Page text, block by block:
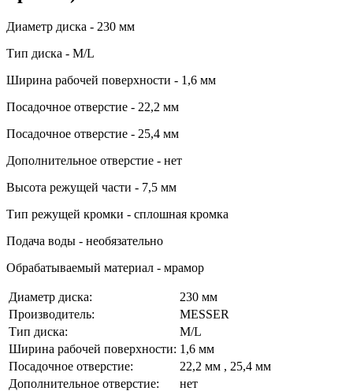
Диаметр диска - 230 мм
Тип диска - M/L
Ширина рабочей поверхности - 1,6 мм
Посадочное отверстие - 22,2 мм
Посадочное отверстие - 25,4 мм
Дополнительное отверстие - нет
Высота режущей части - 7,5 мм
Тип режущей кромки - сплошная кромка
Подача воды - необязательно
Обрабатываемый материал - мрамор
Диаметр диска:
230 мм
Производитель:
MESSER
Тип диска:
M/L
Ширина рабочей поверхности: 1,6 мм
Посадочное отверстие:
22,2 мм , 25,4 мм
Дополнительное отверстие:
нет